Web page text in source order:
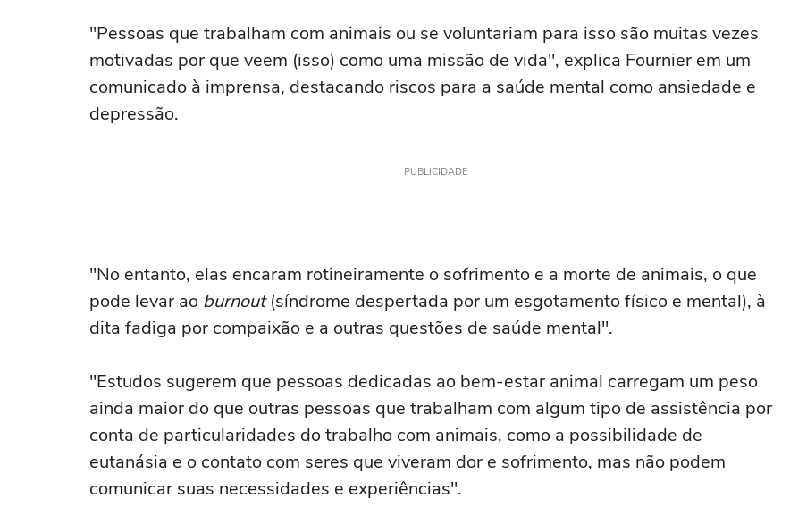
"Pessoas que trabalham com animais ou se voluntariam para isso são muitas vezes
motivadas por que veem (isso) como uma missão de vida", explica Fournier em um
comunicado à imprensa, destacando riscos para a saúde mental como ansiedade e
depressão.
PUBLICIDADE
"No entanto, elas encaram rotineiramente o sofrimento e a morte de animais, o que
pode levar ao burnout(síndrome despertada por um esgotamento físico e mental), à
dita fadiga por compaixão e a outras questões de saúde mental".
"Estudos sugerem que pessoas dedicadas ao bem-estar animal carregam um peso
ainda maior do que outras pessoas que trabalham com algum tipo de assistência por
conta de particularidades do trabalho com animais, como a possibilidade de
eutanásia e o contato com seres que viveram dor e sofrimento, mas não podem
comunicar suas necessidades e experiências".